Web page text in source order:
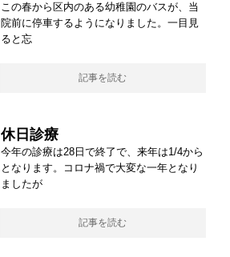
この春から区内のある幼稚園のバスが、当
院前に停車するようになりました。一目見
ると忘
記事を読む
休日診療
今年の診療は28日で終了で、来年は1/4から
となります。コロナ禍で大変な一年となり
ましたが
記事を読む